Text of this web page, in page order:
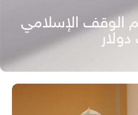
الوقف الإسلامي